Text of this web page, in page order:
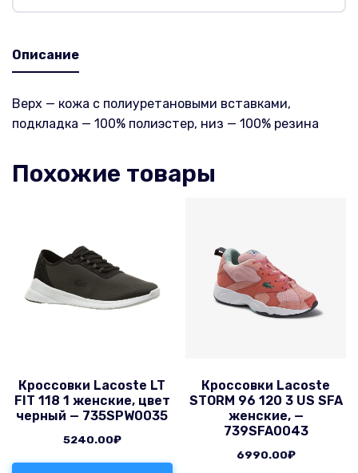
Описание
Верх — кожа с полиуретановыми вставками,
подкладка — 100% полиэстер, низ — 100% резина
Похожие товары
Кроссовки Lacoste LT
FIT 118 1 женские, цвет
черный — 735SPW0035
5240.00₽
Кроссовки Lacoste
STORM 96 120 3 US SFA
женские, —
739SFA0043
6990.00₽